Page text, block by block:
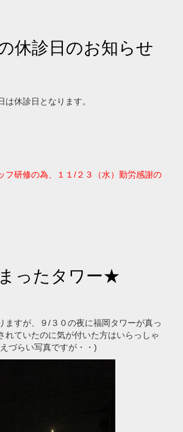
i
休診日のお知らせ
休診日となります。
フ研修の為、１１/２３（水）勤労感謝の
ったタワー★
ますが、９/３０の夜に福岡タワーが真っ
れていたのに気が付いた方はいらっしゃ
づらい写真ですが・・)